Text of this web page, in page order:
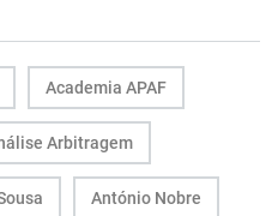
Academia APAF
Arbitragem
António Nobre